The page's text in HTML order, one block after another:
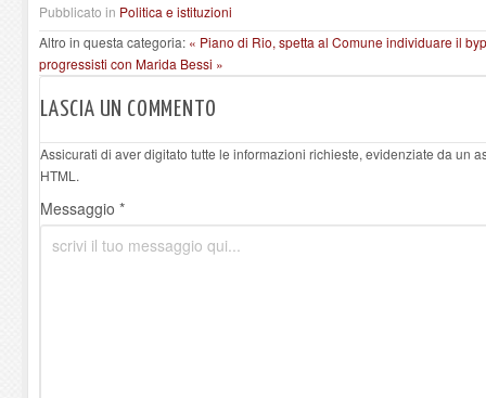
Pubblicato in Politica e istituzioni
Altro in questa categoria: « Piano di Rio, spetta al Comune individuare il
progressisti con Marida Bessi »
LASCIA UN COMMENTO
Assicurati di aver digitato tutte le informazioni richieste, evidenziate da un
HTML.
Messaggio *